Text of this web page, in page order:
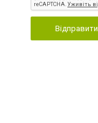
Відправити